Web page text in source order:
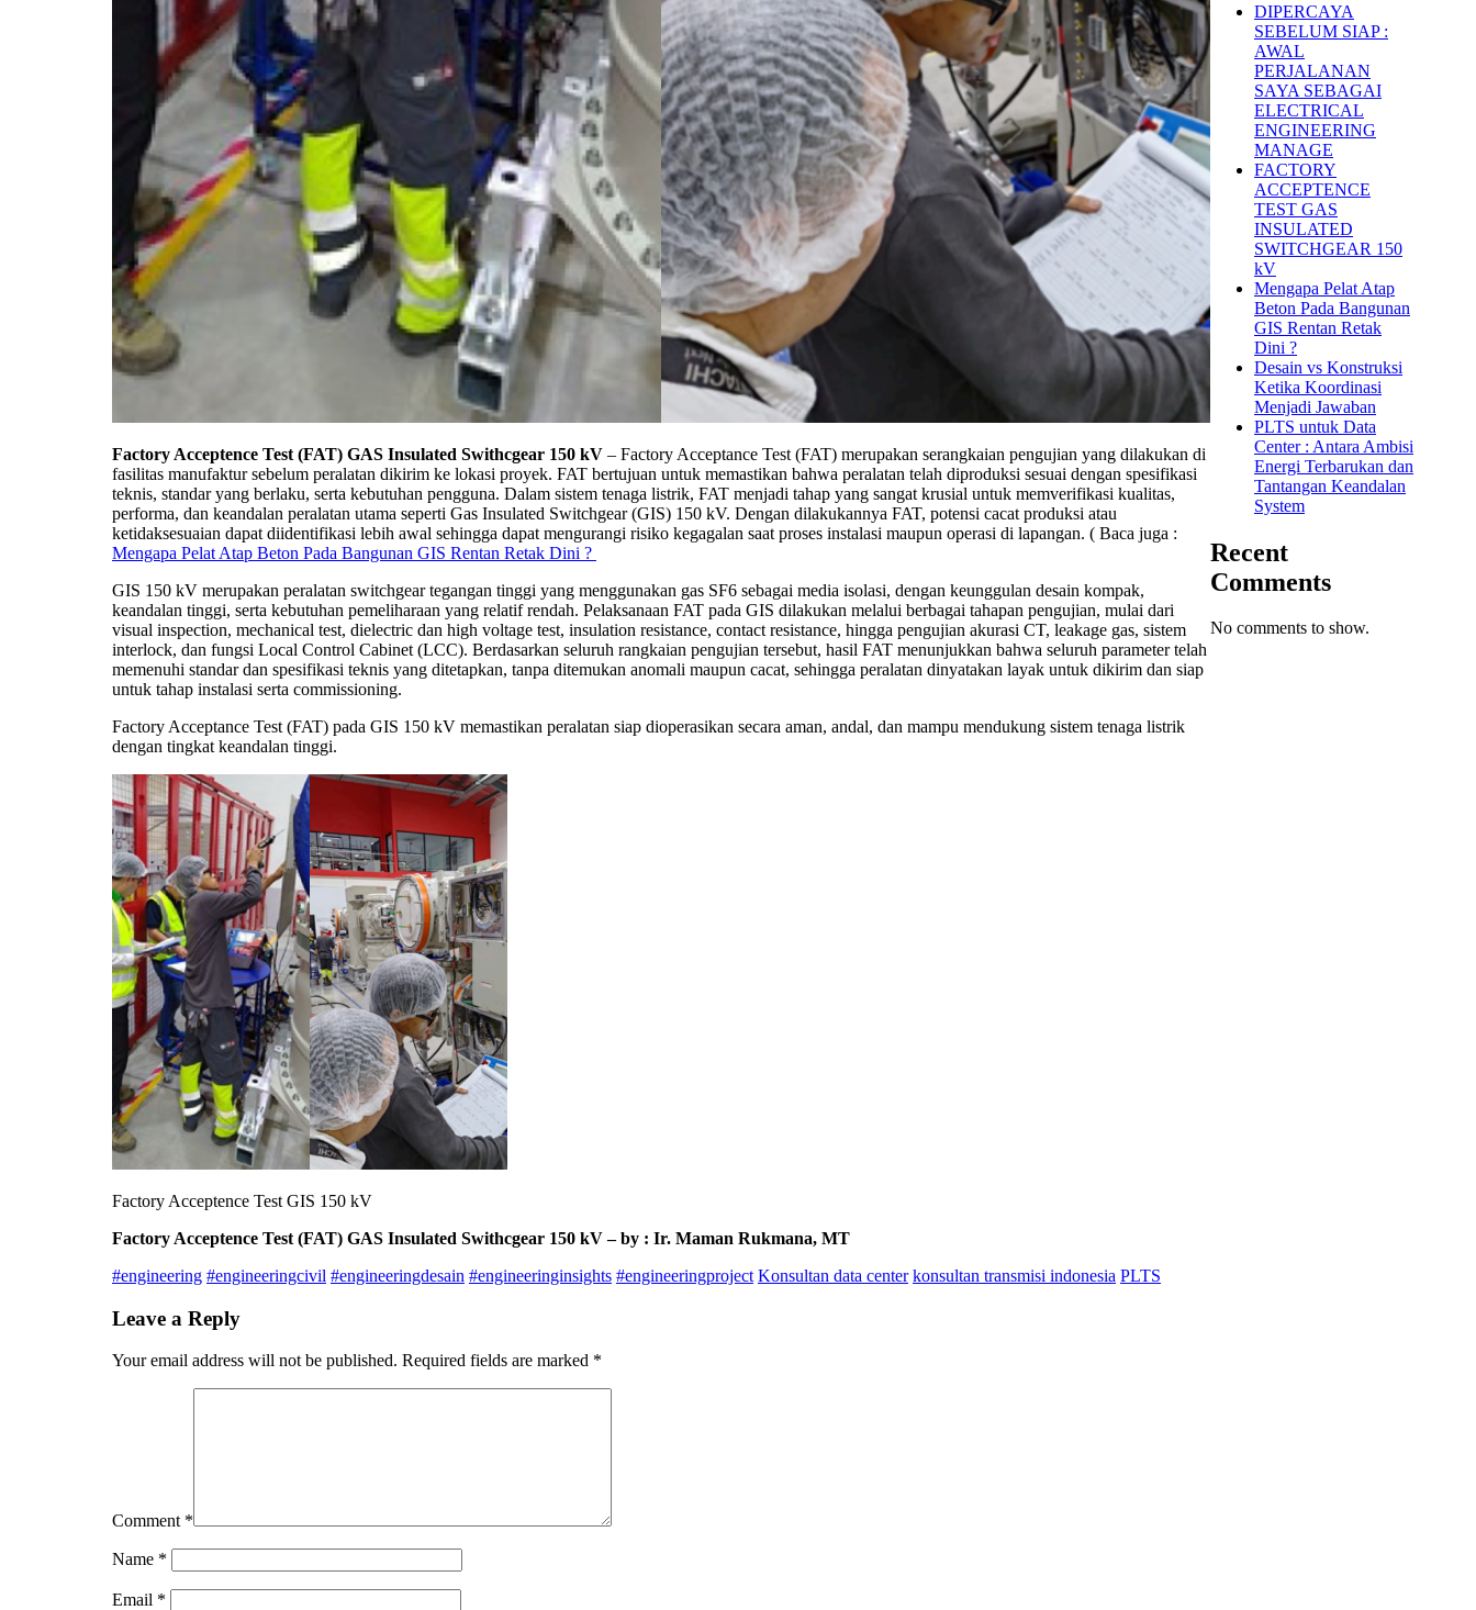
Factory Acceptence Test (FAT) GAS Insulated Swithcgear 150 kV – Factory Acceptance Test (FAT) merupakan serangkaian pengujian yang dilakukan di
fasilitas manufaktur sebelum peralatan dikirim ke lokasi proyek. FAT bertujuan untuk memastikan bahwa peralatan telah diproduksi sesuai dengan spesifikasi
teknis, standar yang berlaku, serta kebutuhan pengguna. Dalam sistem tenaga listrik, FAT menjadi tahap yang sangat krusial untuk memverifikasi kualitas,
performa, dan keandalan peralatan utama seperti Gas Insulated Switchgear (GIS) 150 kV. Dengan dilakukannya FAT, potensi cacat produksi atau
ketidaksesuaian dapat diidentifikasi lebih awal sehingga dapat mengurangi risiko kegagalan saat proses instalasi maupun operasi di lapangan. ( Baca juga :
Mengapa Pelat Atap Beton Pada Bangunan GIS Rentan Retak Dini ?
GIS 150 kV merupakan peralatan switchgear tegangan tinggi yang menggunakan gas SF6 sebagai media isolasi, dengan keunggulan desain kompak,
keandalan tinggi, serta kebutuhan pemeliharaan yang relatif rendah. Pelaksanaan FAT pada GIS dilakukan melalui berbagai tahapan pengujian, mulai dari
visual inspection, mechanical test, dielectric dan high voltage test, insulation resistance, contact resistance, hingga pengujian akurasi CT, leakage gas, sistem
interlock, dan fungsi Local Control Cabinet (LCC). Berdasarkan seluruh rangkaian pengujian tersebut, hasil FAT menunjukkan bahwa seluruh parameter telah
memenuhi standar dan spesifikasi teknis yang ditetapkan, tanpa ditemukan anomali maupun cacat, sehingga peralatan dinyatakan layak untuk dikirim dan siap
untuk tahap instalasi serta commissioning.
Factory Acceptance Test (FAT) pada GIS 150 kV memastikan peralatan siap dioperasikan secara aman, andal, dan mampu mendukung sistem tenaga listrik
dengan tingkat keandalan tinggi.
Factory Acceptence Test GIS 150 kV
Factory Acceptence Test (FAT) GAS Insulated Swithcgear 150 kV – by : Ir. Maman Rukmana, MT
#engineering #engineeringcivil #engineeringdesain #engineeringinsights #engineeringproject Konsultan data center konsultan transmisi indonesia PLTS
Leave a Reply
Your email address will not be published. Required fields are marked *
Comment *
Name *
Email *
DIPERCAYA
SEBELUM SIAP :
AWAL
PERJALANAN
SAYA SEBAGAI
ELECTRICAL
ENGINEERING
MANAGE
FACTORY
ACCEPTENCE
TEST GAS
INSULATED
SWITCHGEAR 150
kV
Mengapa Pelat Atap
Beton Pada Bangunan
GIS Rentan Retak
Dini ?
Desain vs Konstruksi
Ketika Koordinasi
Menjadi Jawaban
PLTS untuk Data
Center : Antara Ambisi
Energi Terbarukan dan
Tantangan Keandalan
System
Recent
Comments
No comments to show.